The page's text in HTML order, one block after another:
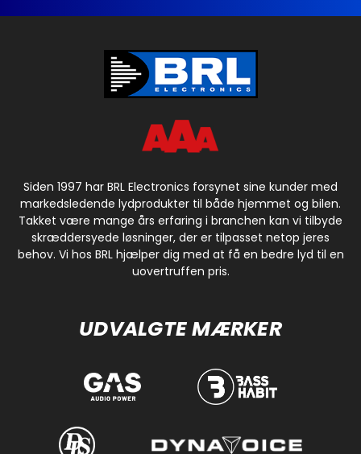
Siden 1997 har BRL Electronics forsynet sine kunder med
markedsledende lydprodukter til både hjemmet og bilen.
Takket være mange års erfaring i branchen kan vi tilbyde
skræddersyede løsninger, der er tilpasset netop jeres
behov. Vi hos BRL hjælper dig med at få en bedre lyd til en
uovertruffen pris.
UDVALGTE MÆRKER